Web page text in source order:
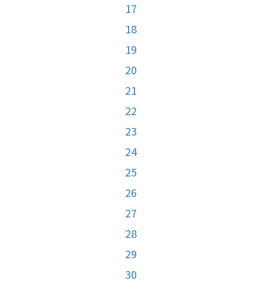
17
18
19
20
21
22
23
24
25
26
27
28
29
30